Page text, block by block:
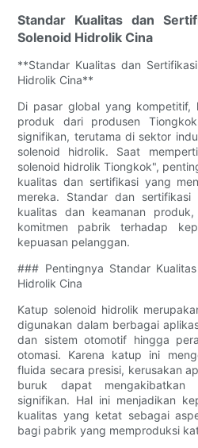
Standar Kualitas dan
Solenoid Hidrolik Cina
**Standar Kualitas dan
Hidrolik Cina**
Di pasar global yang kompetitif,
produk dari produsen
signifikan, terutama di sektor
solenoid hidrolik. Saat
solenoid hidrolik Tiongkok",
kualitas dan sertifikasi yang
mereka. Standar dan
kualitas dan keamanan
komitmen pabrik terhadap
kepuasan pelanggan.
### Pentingnya Standar
Hidrolik Cina
Katup solenoid hidrolik
digunakan dalam berbagai
dan sistem otomotif hingga
otomasi. Karena katup ini
fluida secara presisi, kerusakan
buruk dapat mengakibatkan
signifikan. Hal ini menjadikan
kualitas yang ketat sebagai
bagi pabrik yang memproduksi